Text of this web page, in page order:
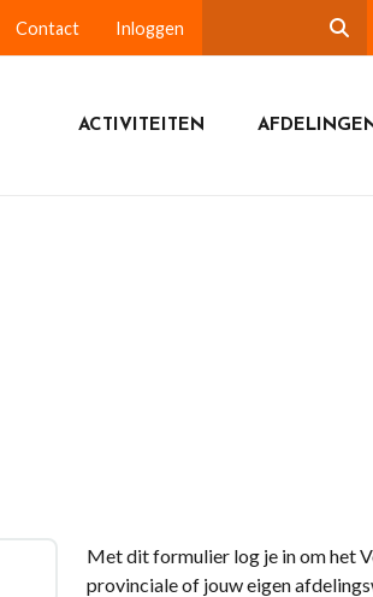
Contact Inloggen
ACTIVITEITEN
Met dit formulier log je in om het
provinciale of jouw eigen